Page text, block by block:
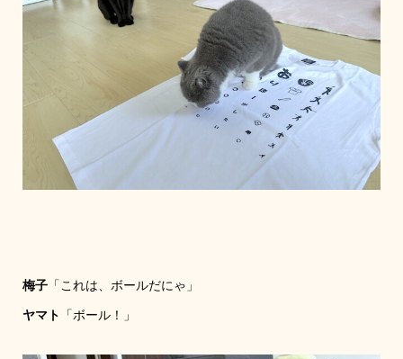
梅子「これは、ボールだにゃ」
ヤマト 「ボール！」